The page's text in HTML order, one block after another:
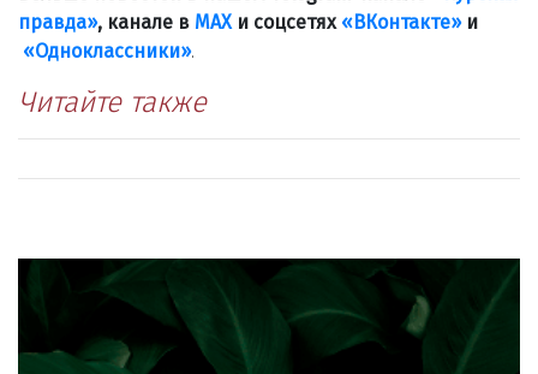
правда», канале в МАХи соцсетях «ВКонтакте»и
«Одноклассники».
Читайте также